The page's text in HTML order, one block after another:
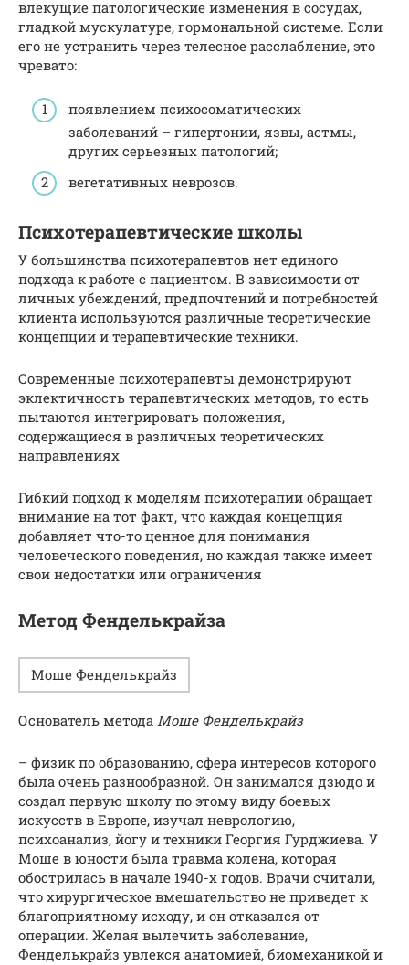
влекущие патологические изменения в сосудах,
гладкой мускулатуре, гормональной системе. Если
его не устранить через телесное расслабление, это
чревато:
появлением психосоматических
заболеваний – гипертонии, язвы, астмы,
других серьезных патологий;
вегетативных неврозов.
Психотерапевтические школы
У большинства психотерапевтов нет единого
подхода к работе с пациентом. В зависимости от
личных убеждений, предпочтений и потребностей
клиента используются различные теоретические
концепции и терапевтические техники.
Современные психотерапевты демонстрируют
эклектичность терапевтических методов, то есть
пытаются интегрировать положения,
содержащиеся в различных теоретических
направлениях
Гибкий подход к моделям психотерапии обращает
внимание на тот факт, что каждая концепция
добавляет что-то ценное для понимания
человеческого поведения, но каждая также имеет
свои недостатки или ограничения
Метод Фенделькрайза
Моше Фенделькрайз
Основатель метода Моше Фенделькрайз
– физик по образованию, сфера интересов которого
была очень разнообразной. Он занимался дзюдо и
создал первую школу по этому виду боевых
искусств в Европе, изучал неврологию,
психоанализ, йогу и техники Георгия Гурджиева. У
Моше в юности была травма колена, которая
обострилась в начале 1940-х годов. Врачи считали,
что хирургическое вмешательство не приведет к
благоприятному исходу, и он отказался от
операции. Желая вылечить заболевание,
Фенделькрайз увлекся анатомией, биомеханикой и